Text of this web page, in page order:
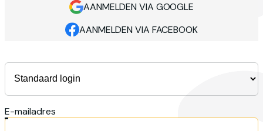
AANMELDEN VIA GOOGLE
AANMELDEN VIA FACEBOOK
E-mailadres